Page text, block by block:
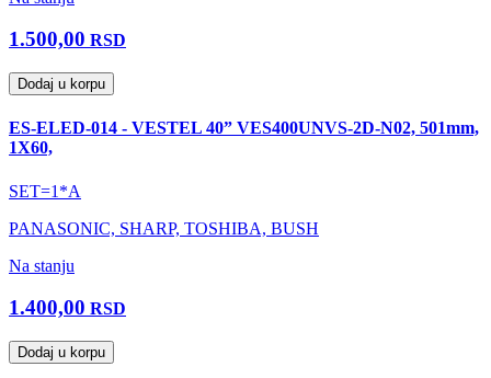
1.500,00 RSD
Dodaj u korpu
ES-ELED-014 - VESTEL 40” VES400UNVS-2D-N02, 501mm,
1X60,
SET=1*A
PANASONIC, SHARP, TOSHIBA, BUSH
Na stanju
1.400,00 RSD
Dodaj u korpu